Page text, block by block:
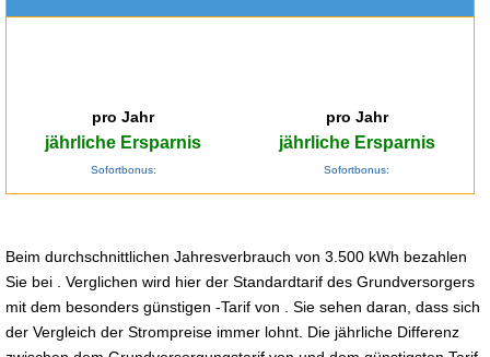
pro Jahr
jährliche Ersparnis
Sofortbonus:
pro Jahr
jährliche Ersparnis
Sofortbonus:
Beim durchschnittlichen Jahresverbrauch von 3.500 kWh bezahlen
Sie bei . Verglichen wird hier der Standardtarif des Grundversorgers
mit dem besonders günstigen -Tarif von . Sie sehen daran, dass sich
der Vergleich der Strompreise immer lohnt. Die jährliche Differenz